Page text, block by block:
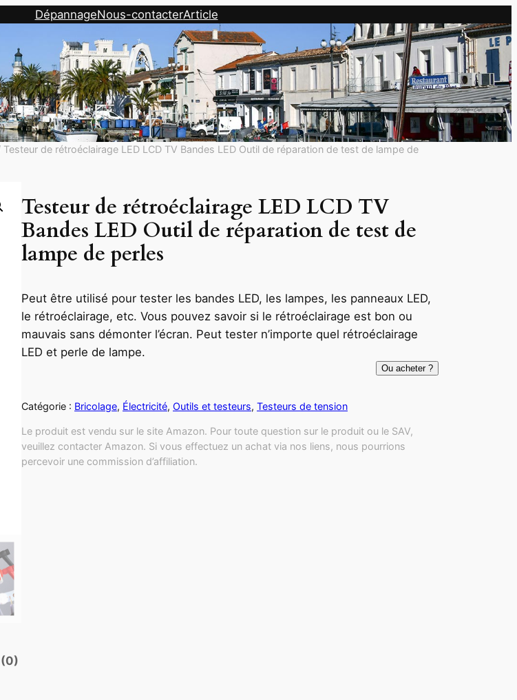
DépannageNous-contacterArticle
Testeur de rétroéclairage LED LCD TV Bandes LED Outil de réparation de test de lampe de
Testeur de rétroéclairage LED LCD TV
Bandes LED Outil de réparation de test de
lampe de perles
Peut être utilisé pour tester les bandes LED, les lampes, les panneaux LED,
le rétroéclairage, etc. Vous pouvez savoir si le rétroéclairage est bon ou
mauvais sans démonter l’écran. Peut tester n’importe quel rétroéclairage
LED et perle de lampe.
Ou acheter ?
Catégorie : Bricolage, Électricité, Outils et testeurs, Testeurs de tension
Le produit est vendu sur le site Amazon. Pour toute question sur le produit ou le SAV,
veuillez contacter Amazon. Si vous effectuez un achat via nos liens, nous pourrions
percevoir une commission d’affiliation.